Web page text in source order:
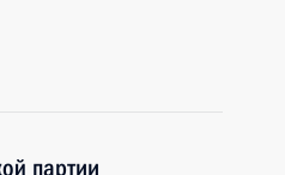
партии